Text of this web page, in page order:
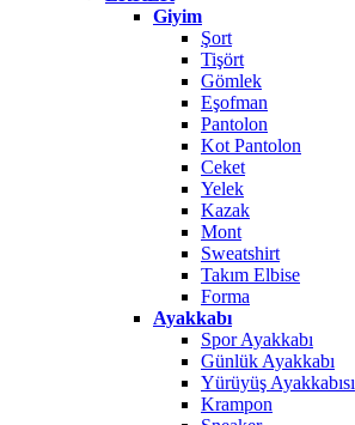
Giyim
Şort
Tişört
Gömlek
Eşofman
Pantolon
Kot Pantolon
Ceket
Yelek
Kazak
Mont
Sweatshirt
Takım Elbise
Forma
Ayakkabı
Spor Ayakkabı
Günlük Ayakkabı
Yürüyüş Ayakkabısı
Krampon